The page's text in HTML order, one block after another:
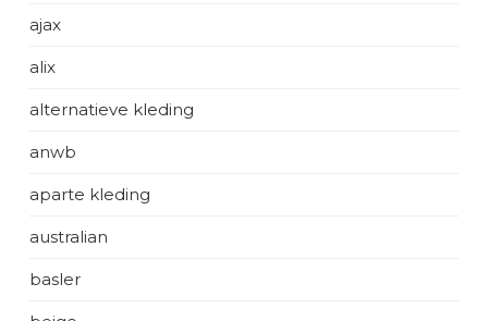
ajax
alix
alternatieve kleding
anwb
aparte kleding
australian
basler